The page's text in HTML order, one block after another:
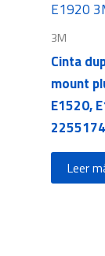
3M
Cinta
mount
E1520,
Leer